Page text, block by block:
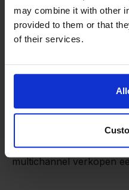
may combine it with other
provided to them or that
of their services.
We groeien
investeerders
oplossing voor ons eigen
uitgegroeid tot een
heel Europa. De missie
multichannel verkopen